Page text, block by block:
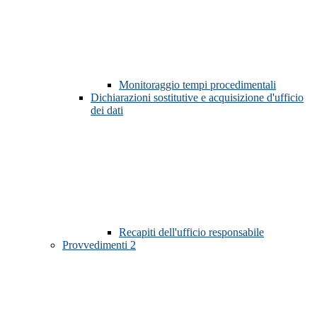
Monitoraggio tempi procedimentali
Dichiarazioni sostitutive e acquisizione d'ufficio
dei dati
Recapiti dell'ufficio responsabile
Provvedimenti 2